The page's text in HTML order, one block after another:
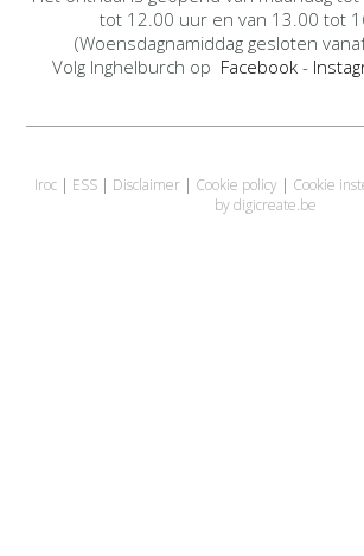
tot 12.00 uur en van 13.00 tot
(Woensdagnamiddag gesloten
Volg Inghelburch op Facebook -
Iroc | ESS | Disclaimer | Cookie policy | Cookie
by digicreate.be